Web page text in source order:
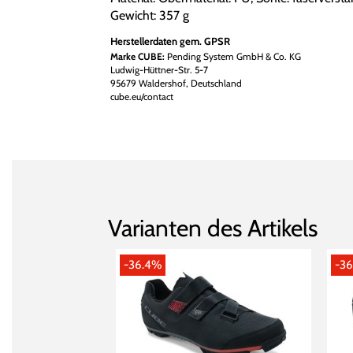
Gewicht: 357 g
Herstellerdaten gem. GPSR
Marke CUBE:Pending System GmbH & Co. KG
Ludwig-Hüttner-Str. 5-7
95679 Waldershof, Deutschland
cube.eu/contact
Varianten des Artikels
-36.4% -